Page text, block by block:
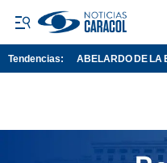
Tendencias: ABELARDO DE LA